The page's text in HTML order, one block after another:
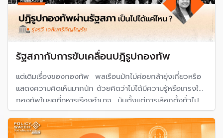
รัฐสภากับการขับเคลื่อนปฎิรูปกองทัพ
แต่เดิมเรื่องของกองทัพ พลเรือนมักไม่ค่อยกล้ายุ่งเกี่ยวหรือ
แสดงความคิดเห็นมากนัก ด้วยคิดว่าไม่ได้มีความรู้หรือเกรงใจ
กองทัพในยุคที่ทหารเรืองอำนาจ นับตั้งแต่การเลือกตั้งทั่วไป
ครั้งแรกหลังการรัฐประหารที่จัดขึ้นในพ.ศ. 2562